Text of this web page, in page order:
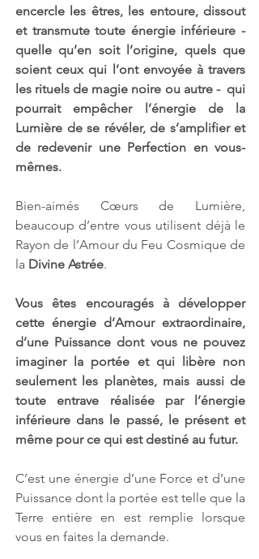
encercle les êtres, les entoure, dissout
et transmute toute énergie inférieure -
quelle qu’en soit l’origine, quels que
soient ceux qui l’ont envoyée à travers
les rituels de magie noire ou autre -  qui
pourrait empêcher l’énergie de la
Lumière de se révéler, de s’amplifier et
de redevenir une Perfection en vous-
mêmes.
Bien-aimés Cœurs de Lumière,
beaucoup d’entre vous utilisent déjà le
Rayon de l’Amour du Feu Cosmique de
la Divine Astrée.
Vous êtes encouragés à développer
cette énergie d’Amour extraordinaire,
d’une Puissance dont vous ne pouvez
imaginer la portée et qui libère non
seulement les planètes, mais aussi de
toute entrave réalisée par l’énergie
inférieure dans le passé, le présent et
même pour ce qui est destiné au futur.
C’est une énergie d’une Force et d’une
Puissance dont la portée est telle que la
Terre entière en est remplie lorsque
vous en faites la demande.